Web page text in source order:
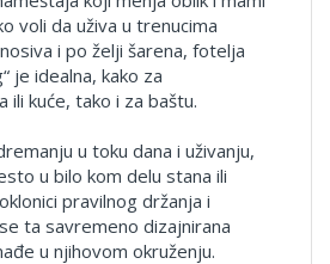
voli da uživa u trenucima
i po želji šarena, fotelja
je idealna, kako za
ili kuće, tako i za baštu.
u toku dana i uživanju,
u bilo kom delu stana ili
pravilnog držanja i
ta savremeno dizajnirana
u njihovom okruženju.